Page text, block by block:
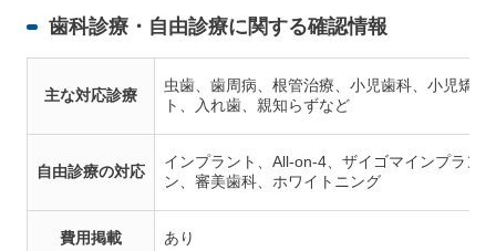
歯科診療・自由診療に関する確認情報
主な対応診療
虫歯、歯周病、根管治療、小児歯科、小児矯
ト、入れ歯、親知らずなど
自由診療の対応
インプラント、All-on-4、ザイゴマインプラン
ン、審美歯科、ホワイトニング
費用掲載 あり